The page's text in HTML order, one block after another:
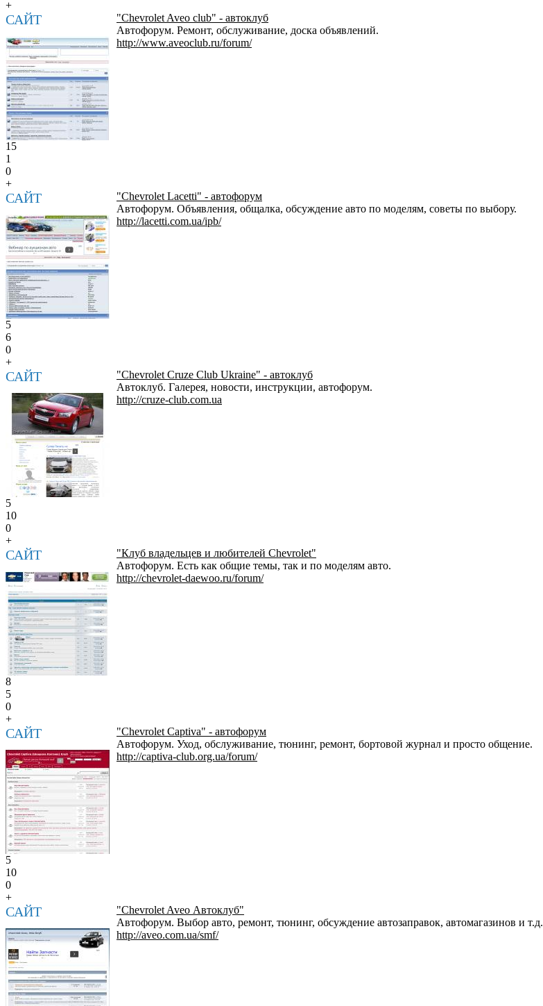
+
САЙТ
"Chevrolet Aveo club" - автоклуб
Автофорум. Ремонт, обслуживание, доска объявлений.
http://www.aveoclub.ru/forum/
15
1
0
+
САЙТ
"Chevrolet Lacetti" - автофорум
Автофорум. Объявления, общалка, обсуждение авто по моделям, советы по выбору.
http://lacetti.com.ua/ipb/
5
6
0
+
САЙТ
"Chevrolet Cruze Club Ukraine" - автоклуб
Автоклуб. Галерея, новости, инструкции, автофорум.
http://cruze-club.com.ua
5
10
0
+
САЙТ
"Клуб владельцев и любителей Chevrolet"
Автофорум. Есть как общие темы, так и по моделям авто.
http://chevrolet-daewoo.ru/forum/
8
5
0
+
САЙТ
"Chevrolet Captiva" - автофорум
Автофорум. Уход, обслуживание, тюнинг, ремонт, бортовой журнал и просто общение.
http://captiva-club.org.ua/forum/
5
10
0
+
САЙТ
"Chevrolet Aveo Автоклуб"
Автофорум. Выбор авто, ремонт, тюнинг, обсуждение автозаправок, автомагазинов и т.д.
http://aveo.com.ua/smf/